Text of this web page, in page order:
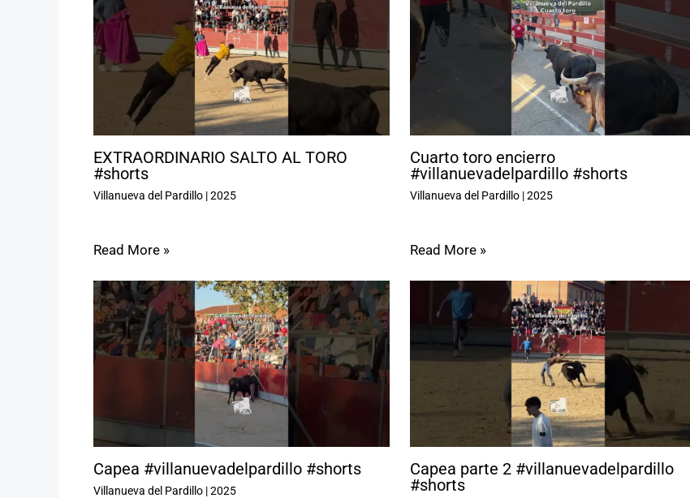
EXTRAORDINARIO SALTO AL TORO
#shorts
Villanueva del Pardillo|2025
Read More »
Cuarto toro encierro
#villanuevadelpardillo #shorts
Villanueva del Pardillo|2025
Read More »
Capea #villanuevadelpardillo #shorts
Villanueva del Pardillo|2025
Capea parte 2 #villanuevadelpardillo
#shorts